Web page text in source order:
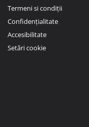
Termeni si condiții
Confidențialitate
Accesibilitate
Setări cookie